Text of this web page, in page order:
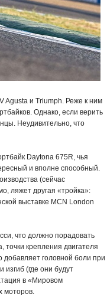
Agusta и Triumph. Реже к ним
Однако, если верить
Неудивительно, что
Daytona 675R, чья
и вполне способный.
(сейчас
ляжет другая «тройка»:
выставке MCN London
что должно порадовать
крепления двигателя
добавляет головной боли при
(где они будут
в «Мировом
моторов.